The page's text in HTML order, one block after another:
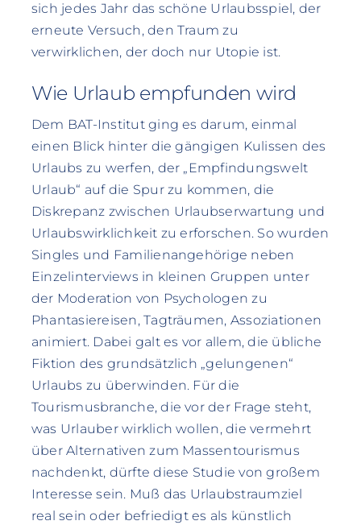
sich jedes Jahr das schöne Urlaubsspiel, der
erneute Versuch, den Traum zu
verwirklichen, der doch nur Utopie ist.
Wie Urlaub empfunden wird
Dem BAT-Institut ging es darum, einmal
einen Blick hinter die gängigen Kulissen des
Urlaubs zu werfen, der „Empfindungswelt
Urlaub“ auf die Spur zu kommen, die
Diskrepanz zwischen Urlaubserwartung und
Urlaubswirklichkeit zu erforschen. So wurden
Singles und Familienangehörige neben
Einzelinterviews in kleinen Gruppen unter
der Moderation von Psychologen zu
Phantasiereisen, Tagträumen, Assoziationen
animiert. Dabei galt es vor allem, die übliche
Fiktion des grundsätzlich „gelungenen“
Urlaubs zu überwinden. Für die
Tourismusbranche, die vor der Frage steht,
was Urlauber wirklich wollen, die vermehrt
über Alternativen zum Massentourismus
nachdenkt, dürfte diese Studie von großem
Interesse sein. Muß das Urlaubstraumziel
real sein oder befriedigt es als künstlich